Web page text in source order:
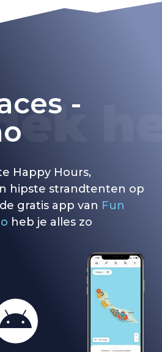
ek-
Happy Hours,
hipste strandtenten op
gratis app van Fun
heb je alles zo